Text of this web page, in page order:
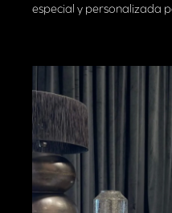
especial y personalizada